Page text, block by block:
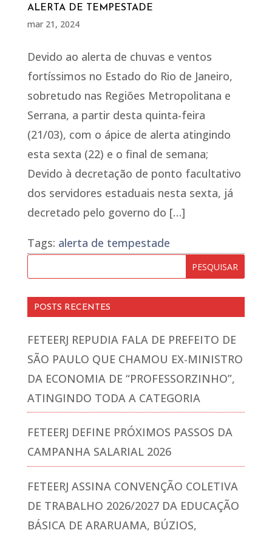
ALERTA DE TEMPESTADE
mar 21, 2024
Devido ao alerta de chuvas e ventos
fortíssimos no Estado do Rio de Janeiro,
sobretudo nas Regiões Metropolitana e
Serrana, a partir desta quinta-feira
(21/03), com o ápice de alerta atingindo
esta sexta (22) e o final de semana;
Devido à decretação de ponto facultativo
dos servidores estaduais nesta sexta, já
decretado pelo governo do […]
Tags: alerta de tempestade
POSTS RECENTES
FETEERJ REPUDIA FALA DE PREFEITO DE
SÃO PAULO QUE CHAMOU EX-MINISTRO
DA ECONOMIA DE “PROFESSORZINHO”,
ATINGINDO TODA A CATEGORIA
FETEERJ DEFINE PRÓXIMOS PASSOS DA
CAMPANHA SALARIAL 2026
FETEERJ ASSINA CONVENÇÃO COLETIVA
DE TRABALHO 2026/2027 DA EDUCAÇÃO
BÁSICA DE ARARUAMA, BÚZIOS,